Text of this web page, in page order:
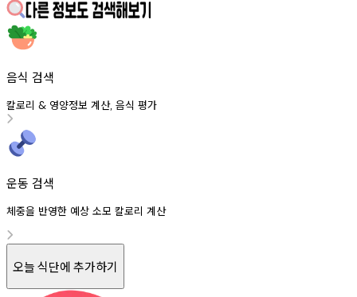
음식 검색
칼로리 & 영양정보 계산, 음식 평가
운동 검색
체중을 반영한 예상 소모 칼로리 계산
오늘 식단에 추가하기